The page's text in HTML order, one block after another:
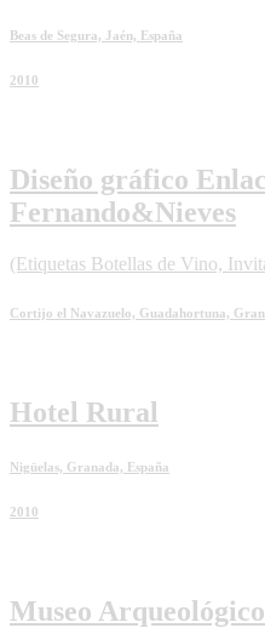
Beas de Segura, Jaén, España
2010
Diseño gráfico
Fernando&Nieves
(Etiquetas Botellas de Vino,
Cortijo el Navazuelo, Guadahortuna,
Hotel Rural
Nigüelas, Granada, España
2010
Museo